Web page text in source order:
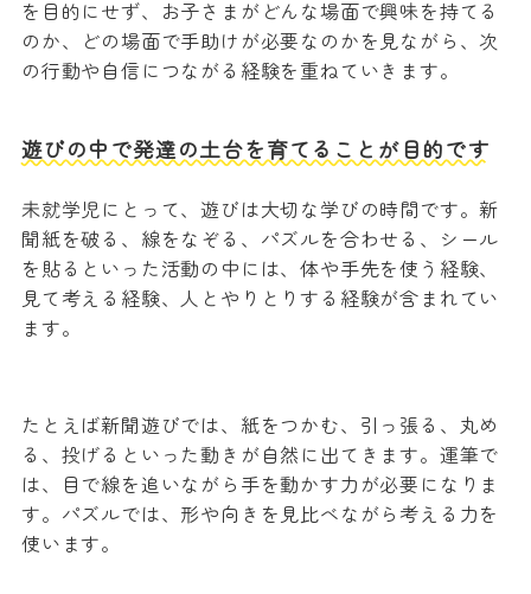
を目的にせず、お子さまがどんな場面で興味を持てる
のか、どの場面で手助けが必要なのかを見ながら、次
の行動や自信につながる経験を重ねていきます。
遊びの中で発達の土台を育てることが目的です
未就学児にとって、遊びは大切な学びの時間です。新
聞紙を破る、線をなぞる、パズルを合わせる、シール
を貼るといった活動の中には、体や手先を使う経験、
見て考える経験、人とやりとりする経験が含まれてい
ます。
たとえば新聞遊びでは、紙をつかむ、引っ張る、丸め
る、投げるといった動きが自然に出てきます。運筆で
は、目で線を追いながら手を動かす力が必要になりま
す。パズルでは、形や向きを見比べながら考える力を
使います。